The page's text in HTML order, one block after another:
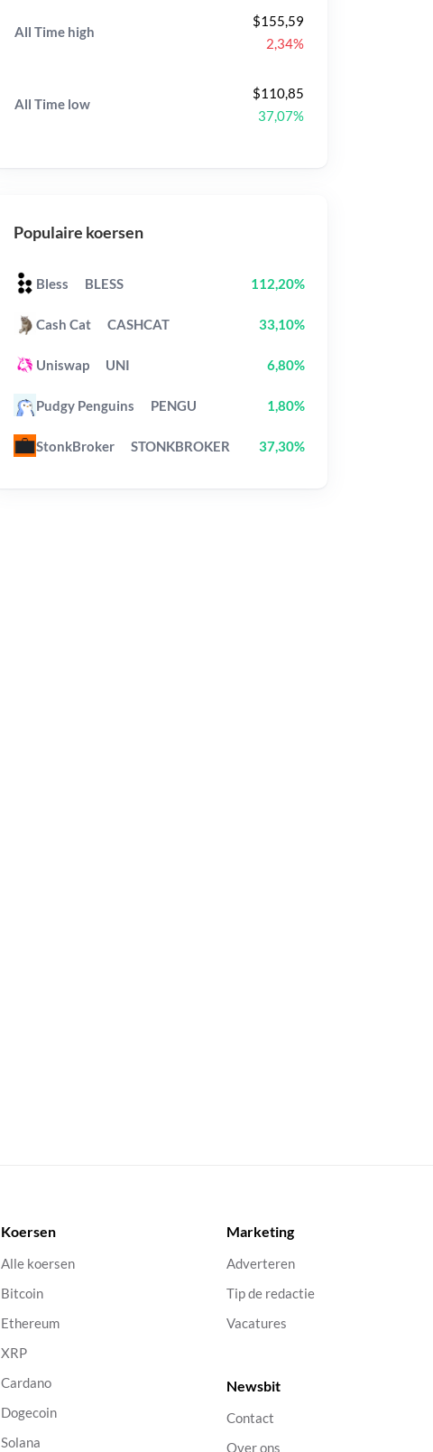
All Time high
$155,59
2,34%
All Time low
$110,85
37,07%
Populaire koersen
Bless BLESS 112,20%
Cash Cat CASHCAT 33,10%
Uniswap UNI 6,80%
Pudgy Penguins PENGU 1,80%
StonkBroker STONKBROKER 37,30%
Koersen
Alle koersen
Bitcoin
Ethereum
XRP
Cardano
Dogecoin
Solana
Marketing
Adverteren
Tip de redactie
Vacatures
Newsbit
Contact
Over ons